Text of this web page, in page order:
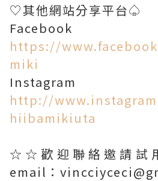
♡其他網站分享平台♤
https://
miki
http://
hiibamikiuta
☆☆歡迎聯絡邀請試
email：